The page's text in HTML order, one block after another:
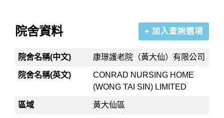
院舍資料 + 加入查詢選項
院舍名稱(中文) 康璟護老院（黃大仙）有限公司
院舍名稱(英文)
CONRAD NURSING HOME
(WONG TAI SIN) LIMITED
區域 黃大仙區